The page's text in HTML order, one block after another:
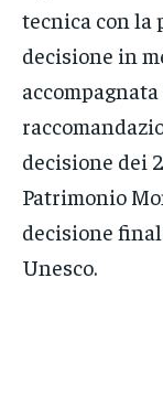
tecnica con la
decisione in
decisione dei
Patrimonio
decisione
Unesco.